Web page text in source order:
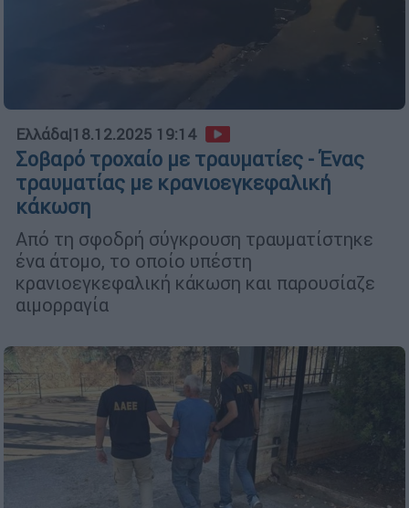
Ελλάδα|18.12.2025 19:14
Σοβαρό τροχαίο με τραυματίες - Ένας
τραυματίας με κρανιοεγκεφαλική
κάκωση
Aπό τη σφοδρή σύγκρουση τραυματίστηκε
ένα άτομο, το οποίο υπέστη
κρανιοεγκεφαλική κάκωση και παρουσίαζε
αιμορραγία